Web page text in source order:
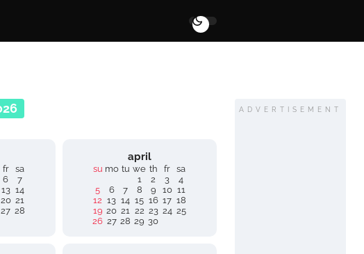
fr
sa
6
7
13 14
20 21
27 28
april
su mo tu we th fr
sa
1
2 3
4
5
6 7 8 9 10 11
12 13 14 15 16 17 18
19 20 21 22 23 24 25
26 27 28 29 30
ADVERTISEMENT